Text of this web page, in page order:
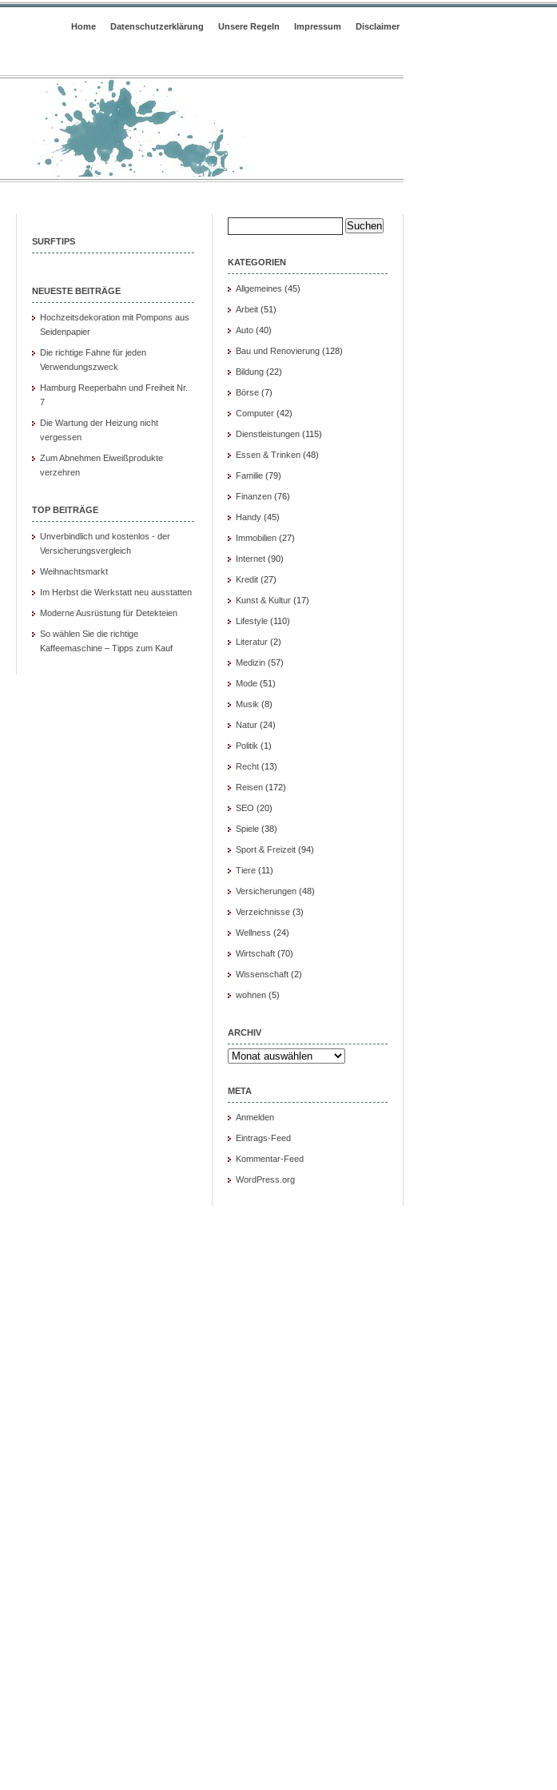
Home Datenschutzerklärung Unsere Regeln Impressum Disclaimer
SURFTIPS
NEUESTE BEITRÄGE
Hochzeitsdekoration mit Pompons aus
Seidenpapier
Die richtige Fahne für jeden
Verwendungszweck
Hamburg Reeperbahn und Freiheit Nr.
7
Die Wartung der Heizung nicht
vergessen
Zum Abnehmen Eiweißprodukte
verzehren
TOP BEITRÄGE
Unverbindlich und kostenlos - der
Versicherungsvergleich
Weihnachtsmarkt
Im Herbst die Werkstatt neu ausstatten
Moderne Ausrüstung für Detekteien
So wählen Sie die richtige
Kaffeemaschine – Tipps zum Kauf
Suche
nach:
KATEGORIEN
Allgemeines (45)
Arbeit (51)
Auto (40)
Bau und Renovierung (128)
Bildung (22)
Börse (7)
Computer (42)
Dienstleistungen (115)
Essen & Trinken (48)
Familie (79)
Finanzen (76)
Handy (45)
Immobilien (27)
Internet (90)
Kredit (27)
Kunst & Kultur (17)
Lifestyle (110)
Literatur (2)
Medizin (57)
Mode (51)
Musik (8)
Natur (24)
Politik (1)
Recht (13)
Reisen (172)
SEO (20)
Spiele (38)
Sport & Freizeit (94)
Tiere (11)
Versicherungen (48)
Verzeichnisse (3)
Wellness (24)
Wirtschaft (70)
Wissenschaft (2)
wohnen (5)
ARCHIV
Archiv
META
Anmelden
Eintrags-Feed
Kommentar-Feed
WordPress.org